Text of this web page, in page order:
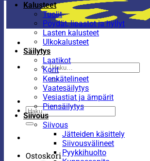
Etsi:
Etsi:
Ostoskori
Kalusteet
Tuolit
Pöydät, lipastot ja hyllyt
Lasten kalusteet
Ulkokalusteet
Säilytys
Laatikot
Korit
Kenkätelineet
Vaatesäilytys
Vesiastiat ja ämpärit
Piensäilytys
Siivous
Siivous
Jätteiden käsittely
Siivousvälineet
Pyykkihuolto